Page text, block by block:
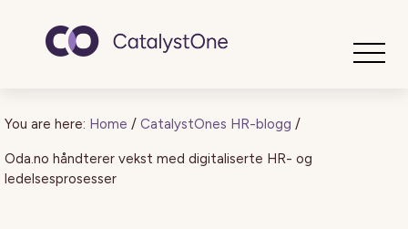
You are here: Home / CatalystOnes HR-blogg /
Oda.no håndterer vekst med digitaliserte HR- og
ledelsesprosesser